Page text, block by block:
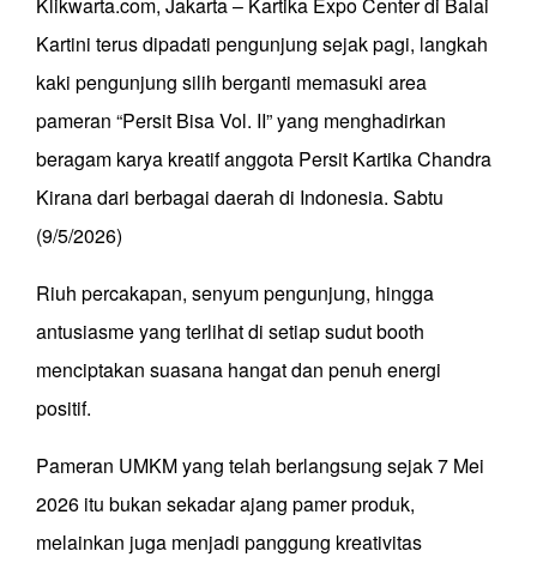
Klikwarta.com, Jakarta – Kartika Expo Center di Balai
Kartini terus dipadati pengunjung sejak pagi, langkah
kaki pengunjung silih berganti memasuki area
pameran “Persit Bisa Vol. II” yang menghadirkan
beragam karya kreatif anggota Persit Kartika Chandra
Kirana dari berbagai daerah di Indonesia. Sabtu
(9/5/2026)
Riuh percakapan, senyum pengunjung, hingga
antusiasme yang terlihat di setiap sudut booth
menciptakan suasana hangat dan penuh energi
positif.
Pameran UMKM yang telah berlangsung sejak 7 Mei
2026 itu bukan sekadar ajang pamer produk,
melainkan juga menjadi panggung kreativitas